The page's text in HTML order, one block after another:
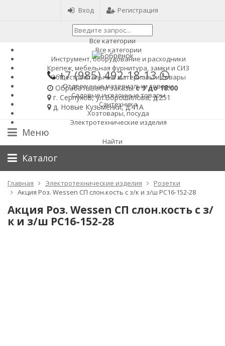
Вход Регистрация
Все категории
Все категории
Инструмент, оборудование и расходники
Крепеж, мебельная фурнитура, замки и СИЗ
Общестроительные материалы и товары
Отделочные материалы и товары
Садовые и сезонные товары
Сантехника
Хозтовары, посуда
Электротехнические изделия
Найти
+7 (985)492-18-13
Обрабатываем заказыс 9 до 18:00
г. Серпухов, ул.Ворошилова, д.251
д. Новые Кузьменки, д.41А
Меню
Каталог
Главная Электротехнические изделия
Розетки
Акция Роз. Wessen СП слон.кость с з/к и з/ш РС16-152-28
Акция Роз. Wessen СП слон.кость с з/
к и з/ш РС16-152-28